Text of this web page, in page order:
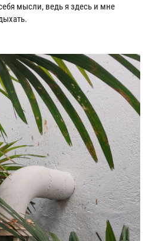
мысли, ведь я здесь и мне